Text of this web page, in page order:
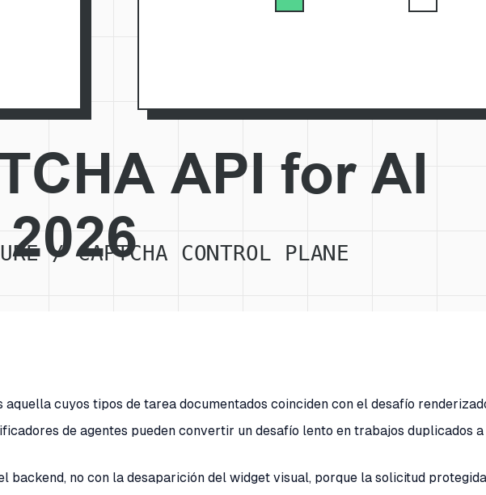
cuyos tipos de tarea documentados coinciden con el desafío
de agentes pueden convertir un desafío lento en trabajos duplicados
backend, no con la desaparición del widget visual, porque la solicitud